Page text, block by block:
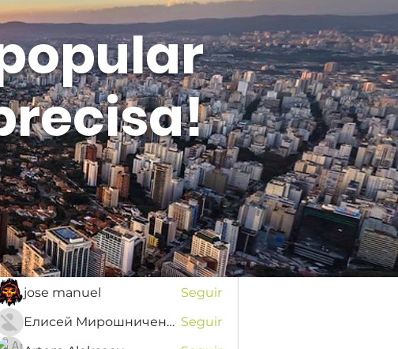
Entrar
Anna Favorskaya
Seguir
jose manuel
Seguir
Елисей Мирошниченко Seguir